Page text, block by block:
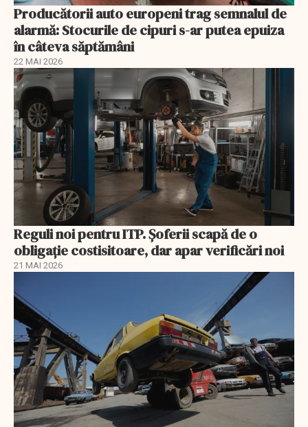
Producătorii auto europeni trag semnalul de
alarmă: Stocurile de cipuri s-ar putea epuiza
în câteva săptămâni
22 MAI 2026
Reguli noi pentru ITP. Șoferii scapă de o
obligație costisitoare, dar apar verificări noi
21 MAI 2026